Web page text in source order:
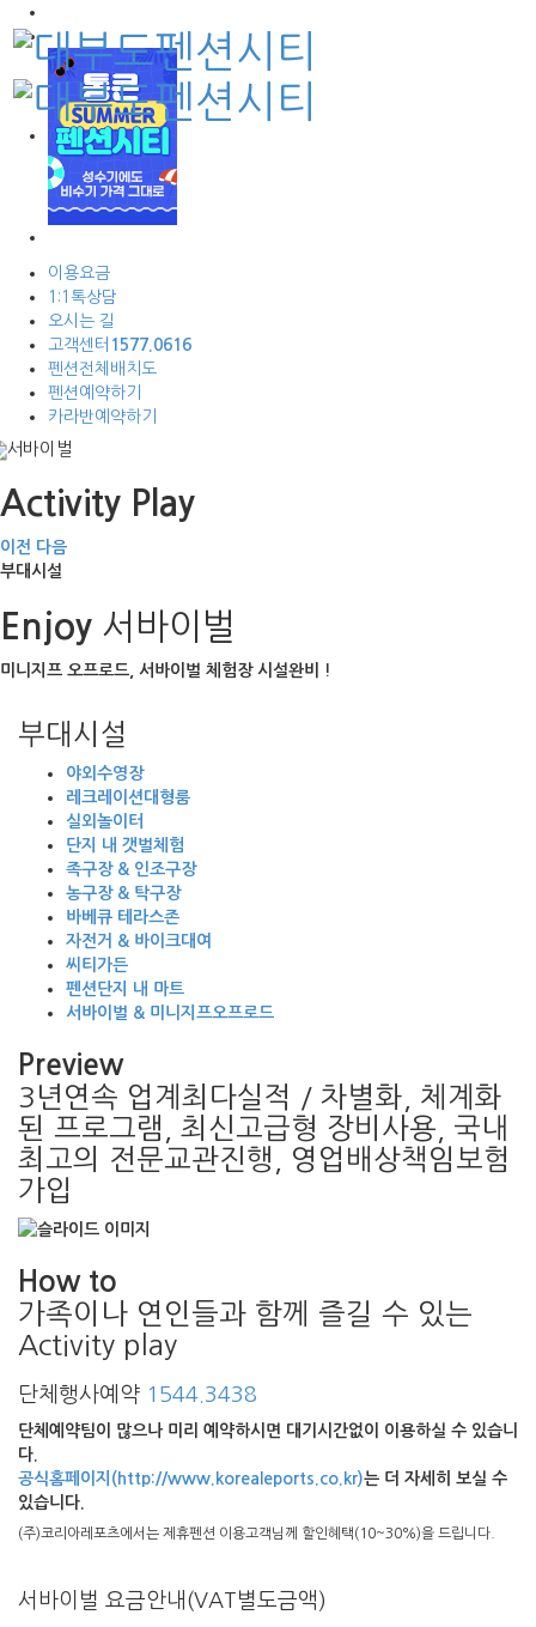
이용요금
1:1톡상담
오시는 길
고객센터 1577.0616
펜션전체배치도
펜션예약하기
카라반예약하기
Activity Play
이전 다음
부대시설
Enjoy 서바이벌
미니지프 오프로드, 서바이벌 체험장 시설완비 !
부대시설
야외수영장
레크레이션대형룸
실외놀이터
단지 내 갯벌체험
족구장 & 인조구장
농구장 & 탁구장
바베큐 테라스존
자전거 & 바이크대여
씨티가든
펜션단지 내 마트
서바이벌 & 미니지프오프로드
Preview
3년연속 업계최다실적 / 차별화, 체계화
된 프로그램, 최신고급형 장비사용, 국내
최고의 전문교관진행, 영업배상책임보험
가입
How to
가족이나 연인들과 함께 즐길 수 있는
Activity play
단체행사예약 1544.3438
단체예약팀이 많으나 미리 예약하시면 대기시간없이 이용하실 수 있습니
다.
공식홈페이지(http://www.korealeports.co.kr)는 더 자세히 보실 수
있습니다.
(주)코리아레포츠에서는 제휴펜션 이용고객님께 할인혜택(10~30%)을 드립니다.
서바이벌 요금안내(VAT별도금액)